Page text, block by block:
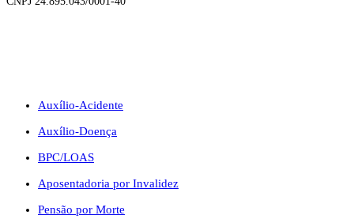
Auxílio-Acidente
Auxílio-Doença
BPC/LOAS
Aposentadoria por Invalidez
Pensão por Morte